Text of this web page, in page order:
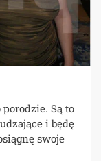
Są to
i będę
swoje